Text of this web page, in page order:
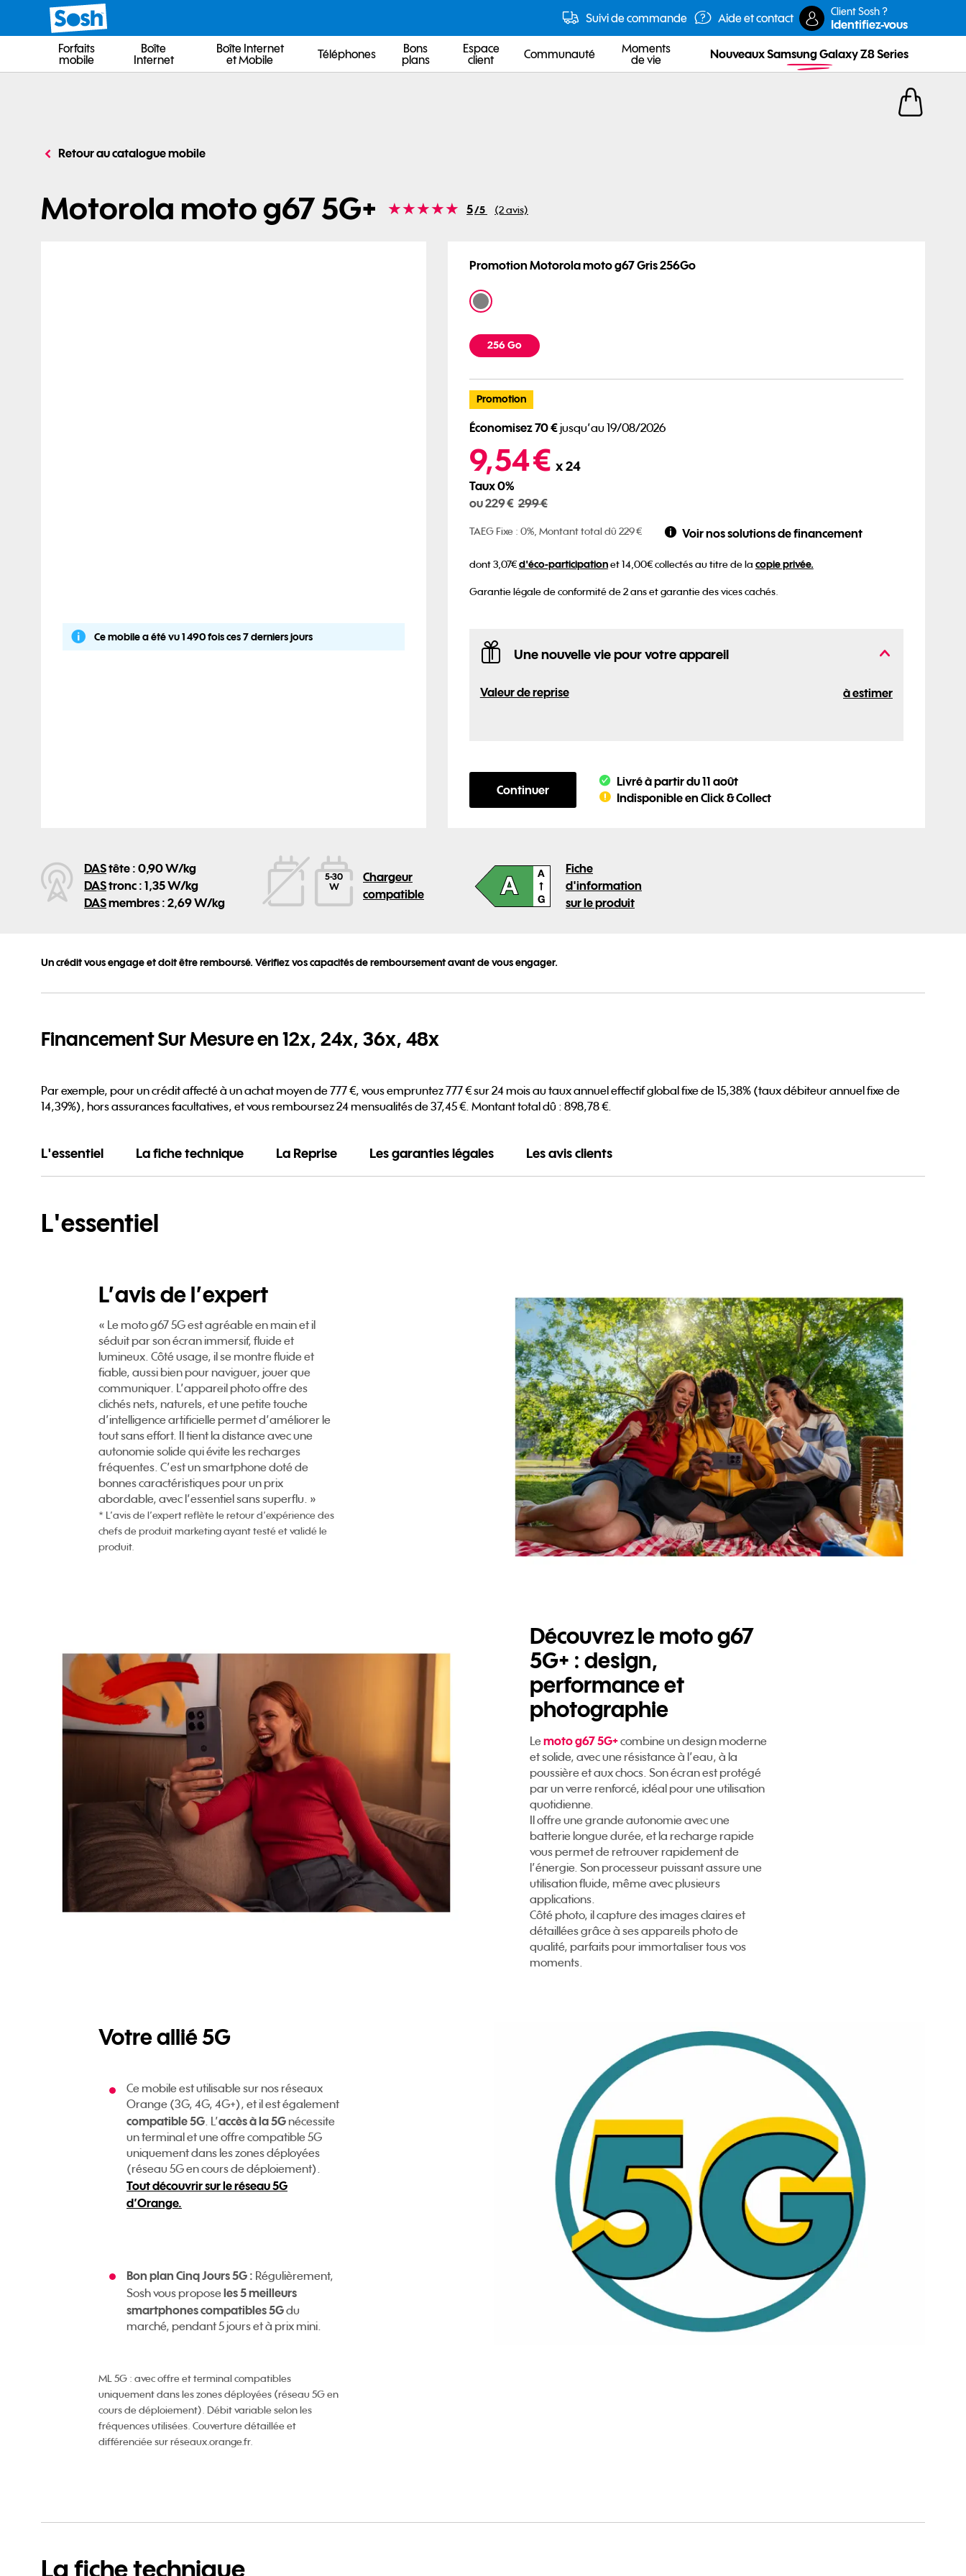
articles
Retour au catalogue mobile
Motorola moto g67 5G+ Note
5/5 (2 avis)
Ce mobile a été vu 1 490 fois ces 7 derniers jours
Promotion Motorola moto g67 Gris 256Go
Coloris disponibles
gris
Capacités disponibles
256 Go
Promotion
Économisez 70 € jusqu’au 19/08/2026
9,54 € x 24
Taux 0%
ou 229 € 299 €
TAEG Fixe : 0%, Montant total dû 229 € Voir nos solutions de financement
dont 3,07€ d'éco-participation et 14,00€ collectés au titre de la copie privée.
Garantie légale de conformité de 2 ans et garantie des vices cachés.
Une nouvelle vie pour votre appareil
Valeur de reprise à estimer
Continuer et poursuivre votre commande
Continuer
Livré à partir du 11 août
Indisponible en Click & Collect
DAStête : 0,90 W/kg
DAStronc : 1,35 W/kg
DASmembres : 2,69 W/kg
La puissance fournie par
5-30
W
Chargeur
compatible
Fiche
d'information
sur le produit
Un crédit vous engage et doit être remboursé. Vérifiez vos capacités de remboursement avant de vous engager.
Financement Sur Mesure en 12x, 24x, 36x, 48x
Par exemple, pour un crédit affecté à un achat moyen de 777 €, vous empruntez 777 € sur 24 mois au taux annuel effectif global fixe de 15,38% (taux débiteur annuel fixe de
14,39%), hors assurances facultatives, et vous remboursez 24 mensualités de 37,45 €. Montant total dû : 898,78 €.
L'essentiel La fiche technique La Reprise Les garanties légales Les avis clients
L'essentiel
L’avis de l’expert
« Le moto g67 5G est agréable en main et il
séduit par son écran immersif, fluide et
lumineux. Côté usage, il se montre fluide et
fiable, aussi bien pour naviguer, jouer que
communiquer. L’appareil photo offre des
clichés nets, naturels, et une petite touche
d’intelligence artificielle permet d’améliorer le
tout sans effort. Il tient la distance avec une
autonomie solide qui évite les recharges
fréquentes. C’est un smartphone doté de
bonnes caractéristiques pour un prix
abordable, avec l’essentiel sans superflu. »
* L’avis de l’expert reflète le retour d’expérience des
chefs de produit marketing ayant testé et validé le
produit.
Découvrez le moto g67
5G+ : design,
performance et
photographie
Le moto g67 5G+ combine un design moderne
et solide, avec une résistance à l’eau, à la
poussière et aux chocs. Son écran est protégé
par un verre renforcé, idéal pour une utilisation
quotidienne.
Il offre une grande autonomie avec une
batterie longue durée, et la recharge rapide
vous permet de retrouver rapidement de
l’énergie. Son processeur puissant assure une
utilisation fluide, même avec plusieurs
applications.
Côté photo, il capture des images claires et
détaillées grâce à ses appareils photo de
qualité, parfaits pour immortaliser tous vos
moments.
Votre allié 5G
Ce mobile est utilisable sur nos réseaux
Orange (3G, 4G, 4G+), et il est également
compatible 5G . L’accès à la 5G nécessite
un terminal et une offre compatible 5G
uniquement dans les zones déployées
(réseau 5G en cours de déploiement).
Tout découvrir sur le réseau 5G
d’Orange.
Bon plan Cinq Jours 5G : Régulièrement,
Sosh vous propose les 5 meilleurs
smartphones compatibles 5G du
marché, pendant 5 jours et à prix mini.
ML 5G : avec offre et terminal compatibles
uniquement dans les zones déployées (réseau 5G en
cours de déploiement). Débit variable selon les
fréquences utilisées. Couverture détaillée et
différenciée sur réseaux.orange.fr.
La fiche technique